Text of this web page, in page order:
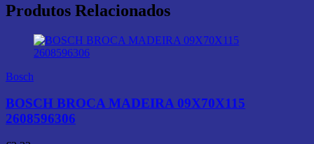
Produtos Relacionados
Bosch
BOSCH BROCA MADEIRA 09X70X115
2608596306